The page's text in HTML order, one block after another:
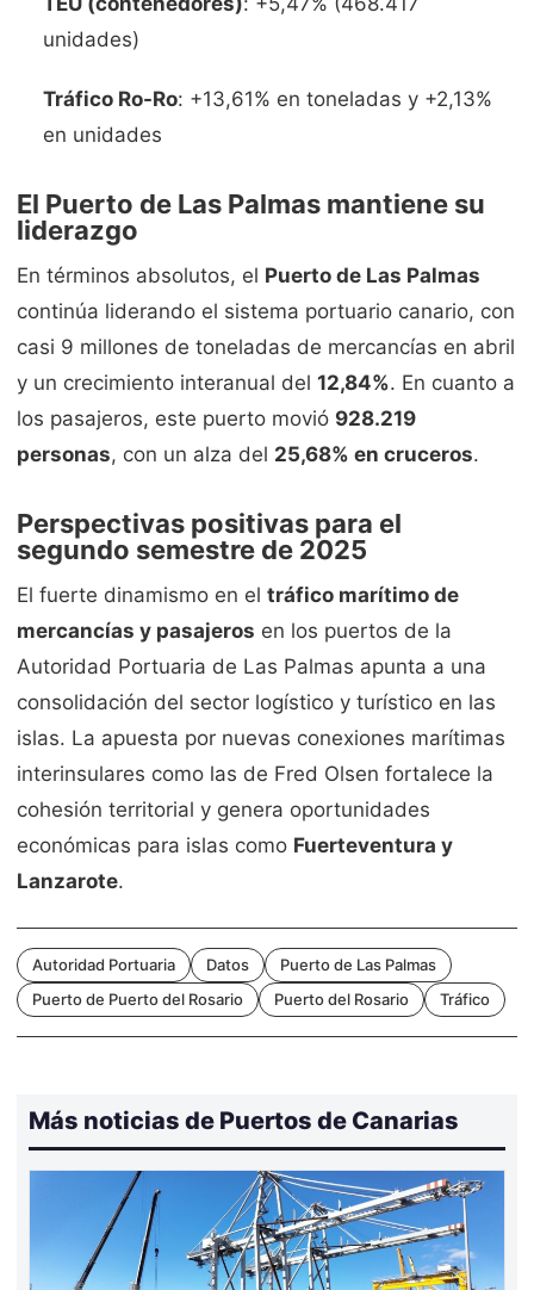
unidades)
Tráfico Ro-Ro: +13,61% en toneladas y +2,13%
en unidades
El Puerto de Las Palmas mantiene su
liderazgo
En términos absolutos, el Puerto de Las Palmas
continúa liderando el sistema portuario canario, con
casi 9 millones de toneladas de mercancías en abril
y un crecimiento interanual del 12,84%. En cuanto a
los pasajeros, este puerto movió 928.219
personas, con un alza del 25,68% en cruceros.
Perspectivas positivas para el
segundo semestre de 2025
El fuerte dinamismo en el tráfico marítimo de
mercancías y pasajeros en los puertos de la
Autoridad Portuaria de Las Palmas apunta a una
consolidación del sector logístico y turístico en las
islas. La apuesta por nuevas conexiones marítimas
interinsulares como las de Fred Olsen fortalece la
cohesión territorial y genera oportunidades
económicas para islas como Fuerteventura y
Lanzarote.
Autoridad Portuaria Datos
Puerto de Las Palmas
Puerto de Puerto del Rosario
Puerto del Rosario Tráfico
Más noticias de Puertos de Canarias